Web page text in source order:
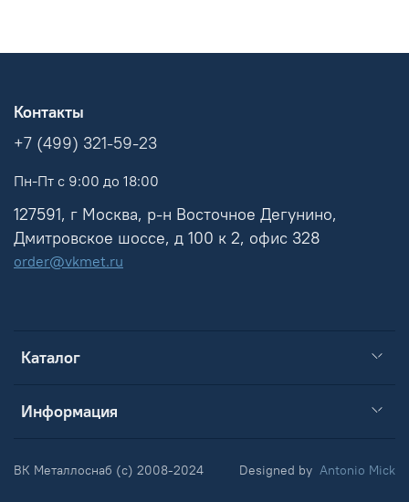
Каталог
Информация
Контакты
+7 (499) 321-59-23
Пн-Пт с 9:00 до 18:00
127591, г Москва, р-н Восточное Дегунино,
Дмитровское шоссе, д 100 к 2, офис 328
order@vkmet.ru
ВК Металлоснаб (c) 2008-2024 Designed by Antonio Mick